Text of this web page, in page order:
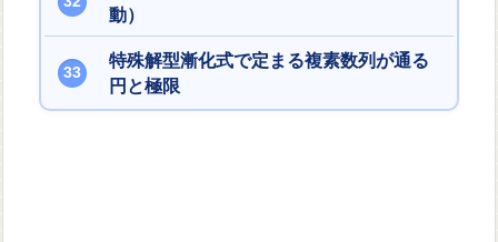
動）
特殊解型漸化式で定まる複素数列が通る
円と極限